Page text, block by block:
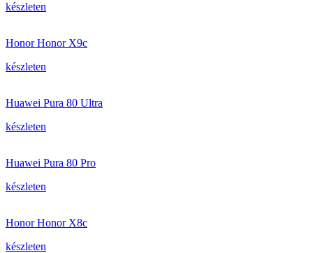
készleten
Honor Honor X9c
készleten
Huawei Pura 80 Ultra
készleten
Huawei Pura 80 Pro
készleten
Honor Honor X8c
készleten